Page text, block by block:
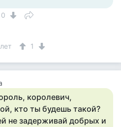
0
1
королевич,
кто ты будешь такой?
не задерживай добрых и